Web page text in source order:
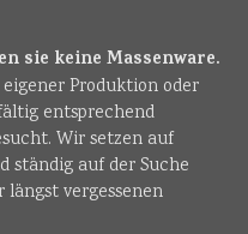
sie keine Massenware.
Produktion oder
entsprechend
Wir setzen auf
ständig auf der Suche
vergessenen